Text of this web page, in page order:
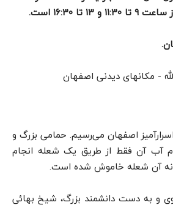
اصفهان می‌رسیم. حمامی بزرگ و
آب‌ آن فقط از طریق یک شعله انجام
آن شعله خاموش شده است.
و به دست دانشمند بزرگ، شیخ بهائی